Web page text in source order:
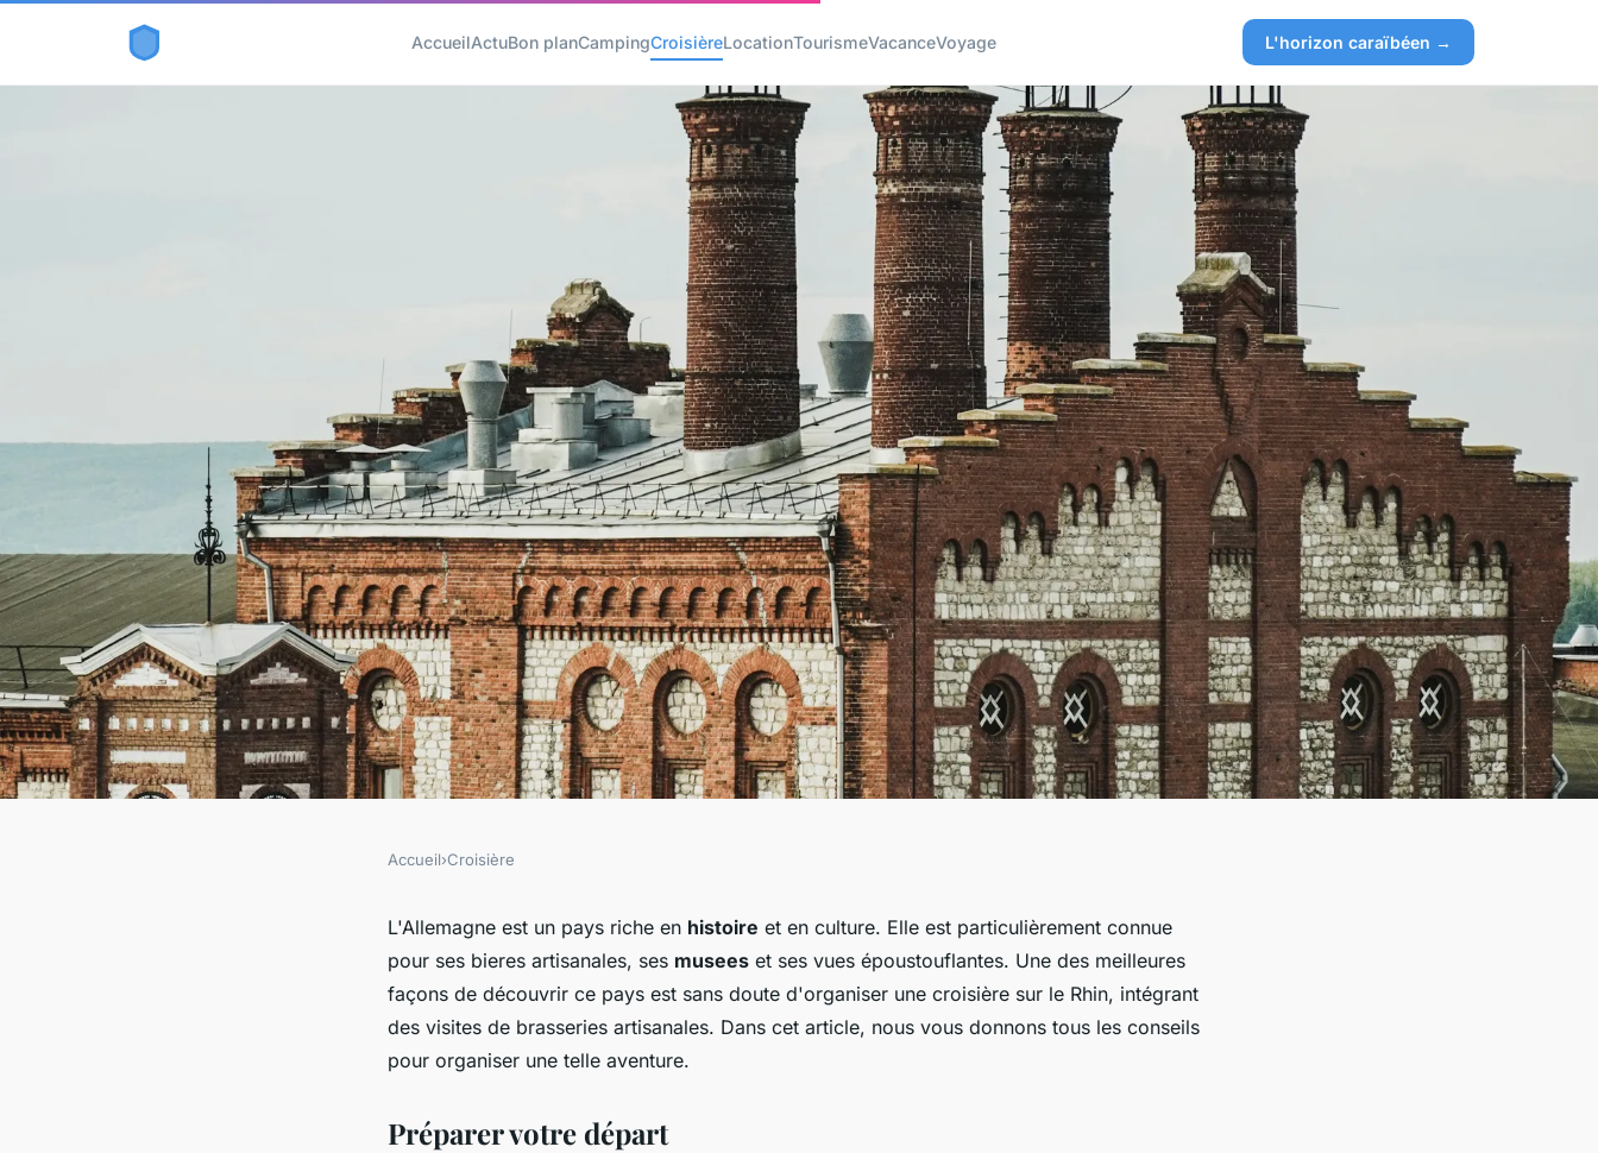
AccueilActuBon planCampingCroisièreLocationTourismeVacanceVoyage L'horizon caraïbéen →
Comment organiser une croisière qui
propose des visites de brasseries
artisanales en Allemagne?
Accueil›Croisière
L'Allemagne est un pays riche en histoire et en culture. Elle est particulièrement connue
pour ses bieres artisanales, ses musees et ses vues époustouflantes. Une des meilleures
façons de découvrir ce pays est sans doute d'organiser une croisière sur le Rhin, intégrant
des visites de brasseries artisanales. Dans cet article, nous vous donnons tous les conseils
pour organiser une telle aventure.
Préparer votre départ